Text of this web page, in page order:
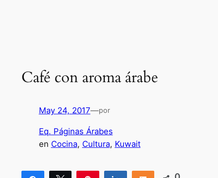
Café con aroma árabe
May 24, 2017—por
Eq. Páginas Árabes
en Cocina, Cultura, Kuwait